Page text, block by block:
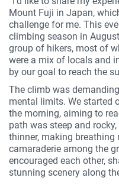
Mount Fuji in Japan,
challenge for me. This
climbing season in
group of hikers, most of
were a mix of locals and
by our goal to reach the
The climb was
mental limits. We started
the morning, aiming to
path was steep and
thinner, making breathing
camaraderie among the
encouraged each other,
stunning scenery along